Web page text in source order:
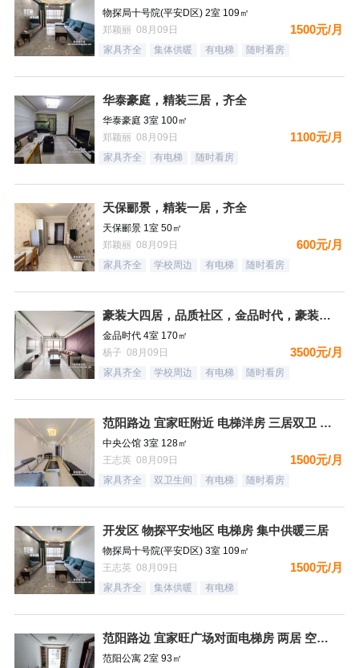
物探局十号院(平安D区) 2室 109㎡
郑颖丽 08月09日
1500元/月
家具齐全 集体供暖 有电梯 随时看房
华泰豪庭，精装三居，齐全
华泰豪庭 3室 100㎡
郑颖丽 08月09日
1100元/月
家具齐全 有电梯 随时看房
天保郦景，精装一居，齐全
天保郦景 1室 50㎡
郑颖丽 08月09日
600元/月
家具齐全 学校周边 有电梯 随时看房
豪装大四居，品质社区，金品时代，豪装双卫，看房有钥匙
金品时代 4室 170㎡
杨子 08月09日
3500元/月
家具齐全 学校周边 有电梯 随时看房
范阳路边 宜家旺附近 电梯洋房 三居双卫 有钥匙
中央公馆 3室 128㎡
王志英 08月09日
1500元/月
家具齐全 双卫生间 有电梯 随时看房
开发区 物探平安地区 电梯房 集中供暖三居
物探局十号院(平安D区) 3室 109㎡
王志英 08月09日
1500元/月
家具齐全 集体供暖 有电梯
范阳路边 宜家旺广场对面电梯房 两居 空房 可配齐
范阳公寓 2室 93㎡